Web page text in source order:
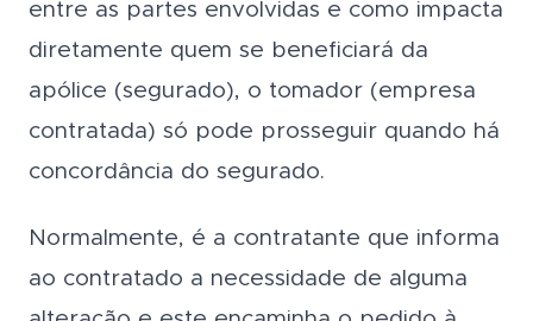
entre as partes envolvidas e como impacta
diretamente quem se beneficiará da
apólice (segurado), o tomador (empresa
contratada) só pode prosseguir quando há
concordância do segurado.
Normalmente, é a contratante que informa
ao contratado a necessidade de alguma